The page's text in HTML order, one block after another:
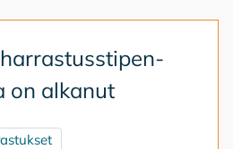
on al­ka­nut